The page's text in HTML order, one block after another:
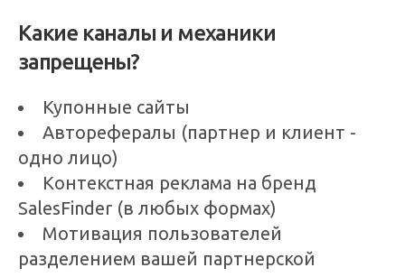
Какие каналы и механики
запрещены?
Купонные сайты
Авторефералы (партнер и клиент -
одно лицо)
Контекстная реклама на бренд
SalesFinder (в любых формах)
Мотивация пользователей
разделением вашей партнерской